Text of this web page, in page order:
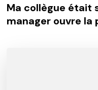
Ma collègue était
manager ouvre la